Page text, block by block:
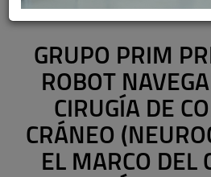
GRUPO PRIM
ROBOT
CIRUGÍA DE
CRÁNEO
EL MARCO DEL